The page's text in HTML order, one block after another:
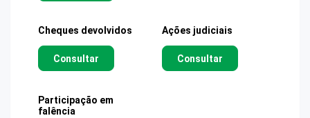
Cheques devolvidos
Consultar
Ações judiciais
Consultar
Participação em
falência